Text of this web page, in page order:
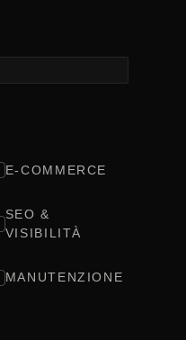
E-COMMERCE
SEO &
VISIBILITÀ
MANUTENZIONE